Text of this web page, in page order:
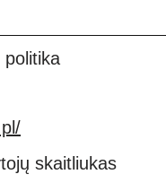
politika